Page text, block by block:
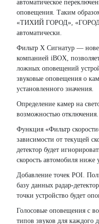
автоматическое
оповещения. Таким
«ТИХИЙ ГОРОД»,
автоматически.
Фильтр X Сигнатур —
компанией iBOX,
ложных оповещений
звуковые оповещения о
установленного значения.
Определение камер на
возможностью отключения.
Функция «Фильтр
зависимости от текущей
детектор будет
скорость автомобиля ниже
Добавление точек POI.
базу данных радар-
точки устройство будет
Голосовые оповещения с
типов звуков для каждого